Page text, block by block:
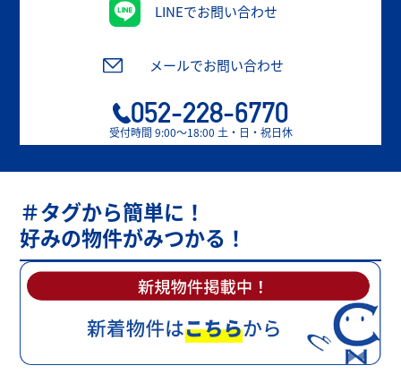
LINEでお問い合わせ
メールでお問い合わせ
052-228-6770
受付時間 9:00〜18:00 土・日・祝日休
＃タグから簡単に！
好みの物件がみつかる！